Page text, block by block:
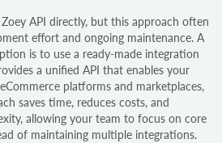
API directly, but this approach often
effort and ongoing maintenance. A
is to use a ready-made integration
a unified API that enables your
platforms and marketplaces,
saves time, reduces costs, and
allowing your team to focus on core
of maintaining multiple integrations.